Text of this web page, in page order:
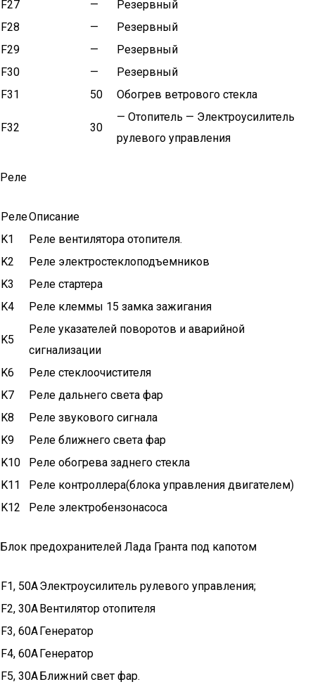
F27 —
Резервный
F28
—
Резервный
F29
—
Резервный
F30
—
Резервный
F31
50 Обогрев ветрового стекла
F32 30
— Отопитель — Электроусилитель
рулевого управления
Реле
РелеОписание
K1
Реле вентилятора отопителя.
K2
Реле электростеклоподъемников
K3
Реле стартера
K4
Реле клеммы 15 замка зажигания
K5
Реле указателей поворотов и аварийной
сигнализации
K6
Реле стеклоочистителя
K7
Реле дальнего света фар
K8
Реле звукового сигнала
K9
Реле ближнего света фар
K10
Реле обогрева заднего стекла
K11
Реле контроллера(блока управления двигателем)
K12
Реле электробензонасоса
Блок предохранителей Лада Гранта под капотом
F1, 50AЭлектроусилитель рулевого управления;
F2, 30AВентилятор отопителя
F3, 60AГенератор
F4, 60AГенератор
F5, 30AБлижний свет фар.